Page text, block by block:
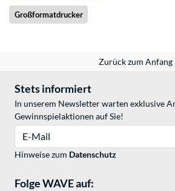
Großformatdrucker
Zurück zum Anfang
Stets informiert
In unserem Newsletter warten exklusive
Gewinnspielaktionen auf Sie!
Hinweise zum Datenschutz
Folge WAVE auf: